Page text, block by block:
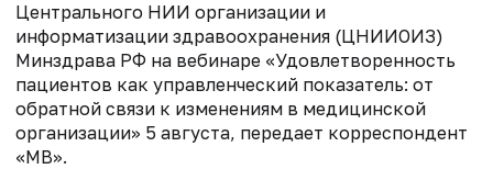
Центрального НИИ организации и
информатизации здравоохранения (ЦНИИОИЗ)
Минздрава РФ на вебинаре «Удовлетворенность
пациентов как управленческий показатель: от
обратной связи к изменениям в медицинской
организации» 5 августа, передает корреспондент
«МВ».